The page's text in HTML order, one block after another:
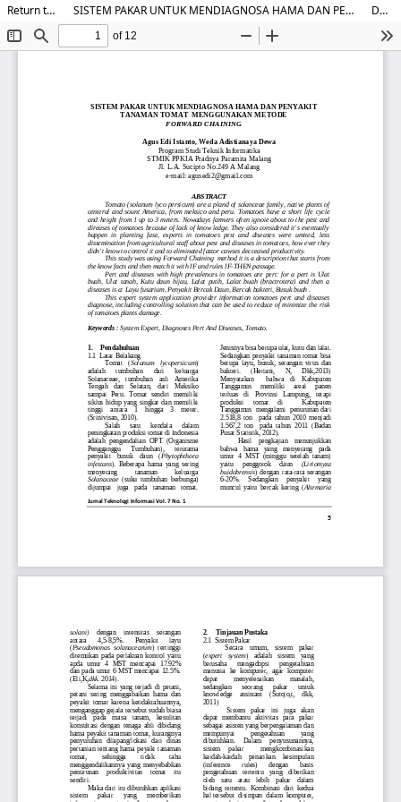
Return to Article Details SISTEM PAKAR UNTUK MENDIAGNOSA HAMA DAN PENYAKIT TANAMAN TOMAT MENGGUNAKAN METODE FORWARD CHAINING Download